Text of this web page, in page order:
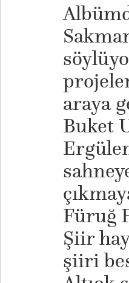
araya
Buket
Füruğ
Şiir
şiiri